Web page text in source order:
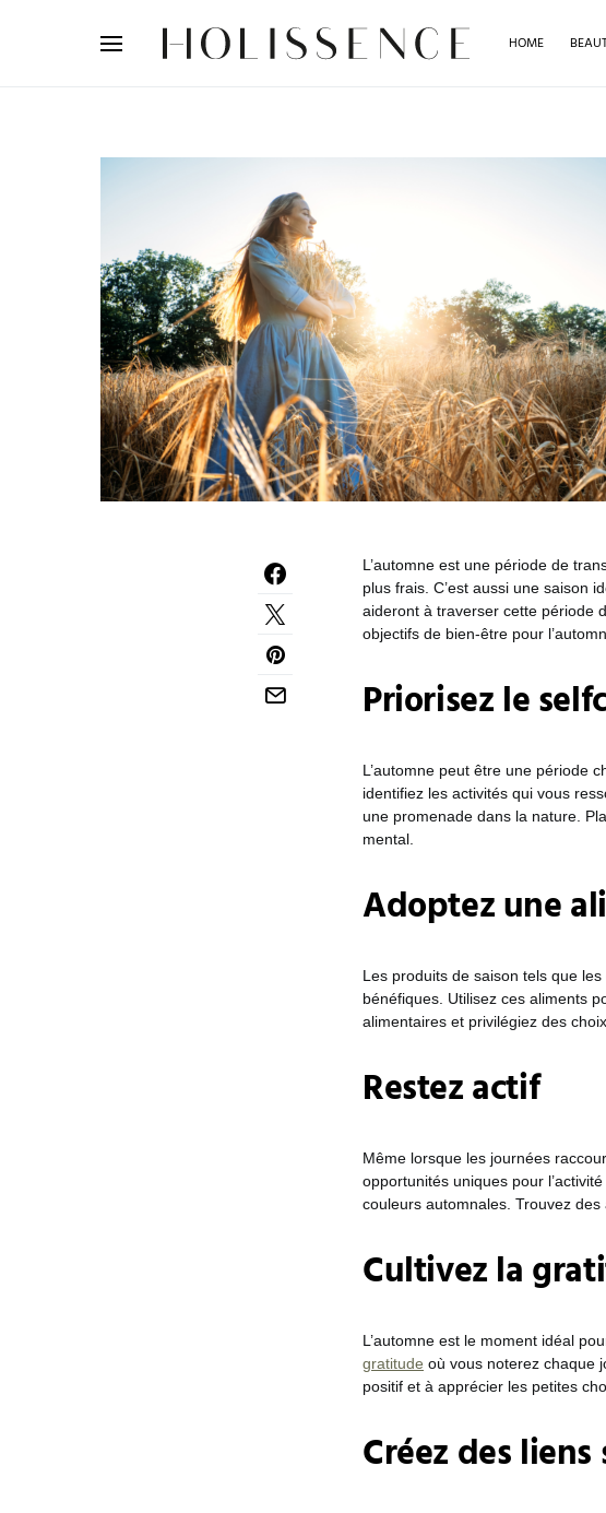
HOME
L’automne est une période de
plus frais. C’est aussi une saison
aideront à traverser cette période
objectifs de bien-être pour
Priorisez le
L’automne peut être une période
identifiez les activités qui vous
une promenade dans la nature.
mental.
Adoptez une
Les produits de saison tels que
bénéfiques. Utilisez ces aliments
alimentaires et privilégiez des
Restez actif
Même lorsque les journées
opportunités uniques pour
couleurs automnales. Trouvez
Cultivez la
L’automne est le moment idéal
gratitude où vous noterez chaque
positif et à apprécier les petites
Créez des